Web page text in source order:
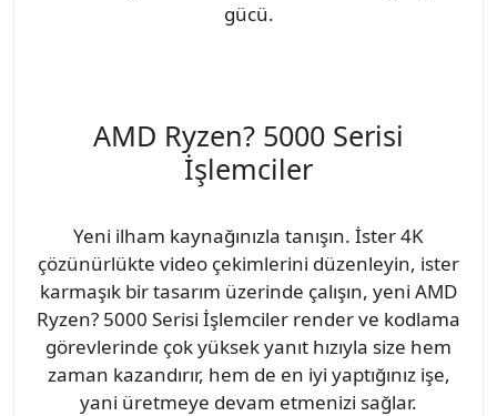
gücü.
AMD Ryzen? 5000 Serisi
İşlemciler
Yeni ilham kaynağınızla tanışın. İster 4K
çözünürlükte video çekimlerini düzenleyin, ister
karmaşık bir tasarım üzerinde çalışın, yeni AMD
Ryzen? 5000 Serisi İşlemciler render ve kodlama
görevlerinde çok yüksek yanıt hızıyla size hem
zaman kazandırır, hem de en iyi yaptığınız işe,
yani üretmeye devam etmenizi sağlar.